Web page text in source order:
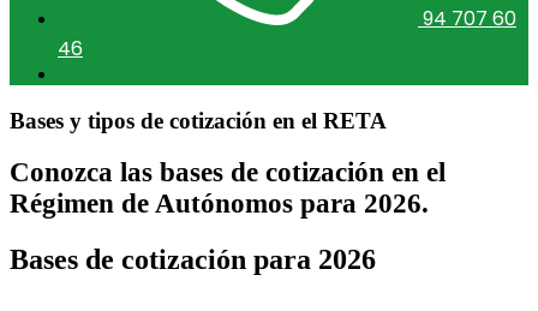
94 707 60
46
Bases y tipos de cotización en el RETA
Conozca las bases de cotización en el
Régimen de Autónomos para 2026.
Bases de cotización para 2026